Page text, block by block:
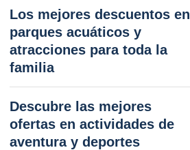
Los mejores descuentos en
parques acuáticos y
atracciones para toda la
familia
Descubre las mejores
ofertas en actividades de
aventura y deportes